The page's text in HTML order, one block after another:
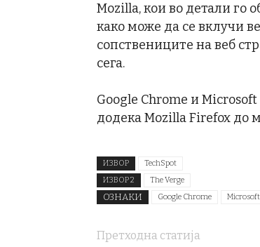
Mozilla, кои во детали го
како може да се вклучи
сопствениците на веб
сега.
Google Chrome и Microsoft
додека Mozilla Firefox до
ИЗВОР
TechSpot
ИЗВОР 2
The Verge
ОЗНАКИ Google Chrome Microsoft
Претходна статија